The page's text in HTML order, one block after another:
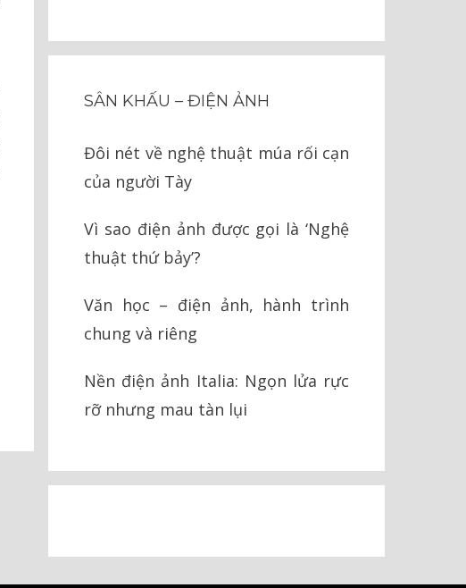
SÂN KHẤU – ĐIỆN ẢNH
Đôi nét về nghệ thuật múa rối cạn
của người Tày
Vì sao điện ảnh được gọi là ‘Nghệ
thuật thứ bảy’?
Văn học – điện ảnh, hành trình
chung và riêng
Nền điện ảnh Italia: Ngọn lửa rực
rỡ nhưng mau tàn lụi